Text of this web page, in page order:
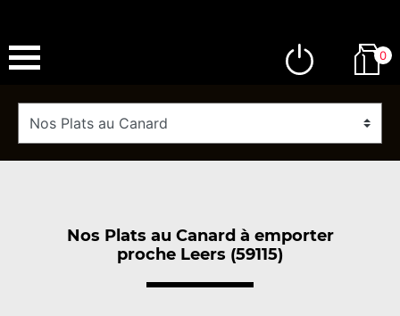
0
Nos Plats au Canard à emporter
proche Leers (59115)